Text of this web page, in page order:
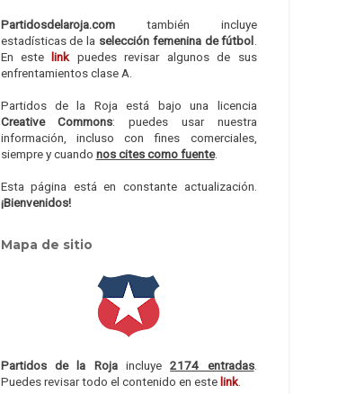
Partidosdelaroja.comtambién incluye
estadísticas de la selección femenina de fútbol
En este link puedes revisar algunos de sus
enfrentamientos clase A.
Partidos de la Roja está bajo una licencia
Creative Commons: puedes usar nuestra
información, incluso con fines comerciales,
siempre y cuando nos cites como fuente.
Esta página está en constante actualización.
¡Bienvenidos!
Mapa de sitio
Partidos de la Rojaincluye2174 entradas.
Puedes revisar todo el contenido en estelink.